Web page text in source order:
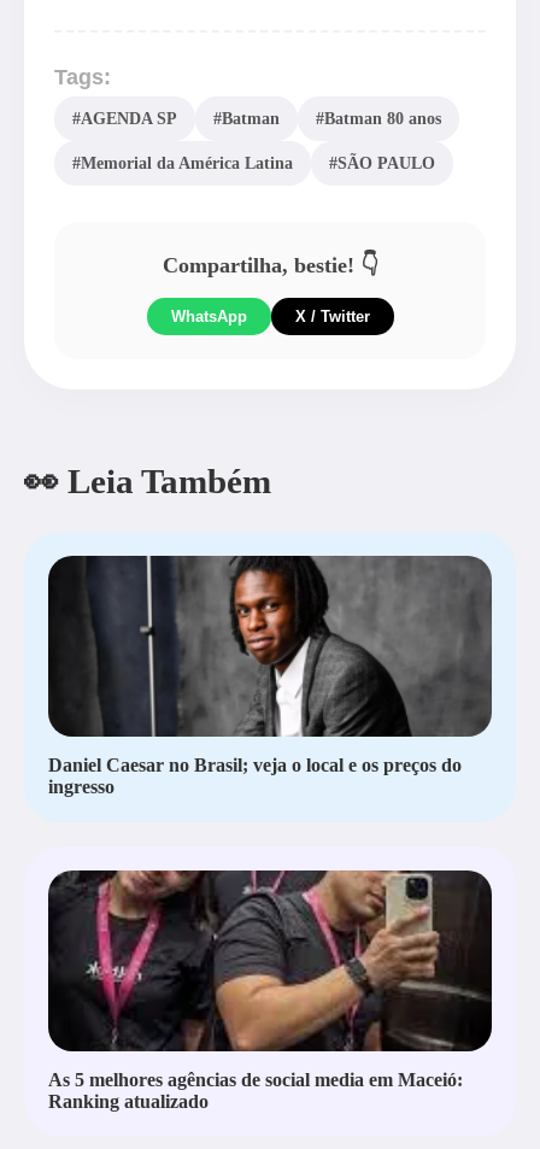
Tags:
#AGENDA SP #Batman #Batman 80 anos
#Memorial da América Latina #SÃO PAULO
Compartilha, bestie! 👇
WhatsApp X / Twitter
👀 Leia Também
Daniel Caesar no Brasil; veja o local e os preços do
ingresso
As 5 melhores agências de social media em Maceió:
Ranking atualizado